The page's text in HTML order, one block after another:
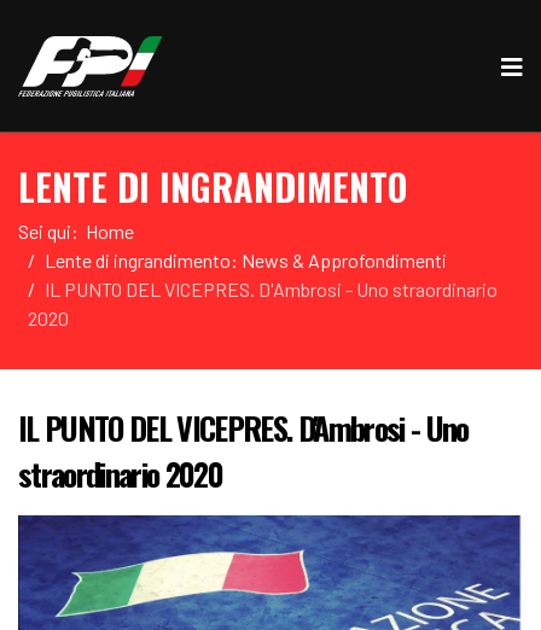
LENTE DI INGRANDIMENTO
Sei qui: Home
Lente di ingrandimento: News & Approfondimenti
IL PUNTO DEL VICEPRES. D'Ambrosi - Uno straordinario
2020
IL PUNTO DEL VICEPRES. D'Ambrosi - Uno
straordinario 2020